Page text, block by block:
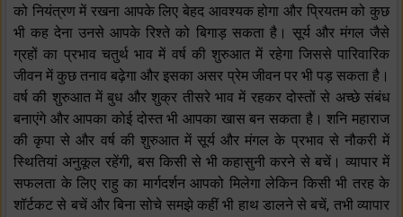
को नियंत्रण में रखना आपके लिए बेहद आवश्यक होगा और प्रियतम को कुछ
भी कह देना उनसे आपके रिश्ते को बिगाड़ सकता है। सूर्य और मंगल जैसे
ग्रहों का प्रभाव चतुर्थ भाव में वर्ष की शुरुआत में रहेगा जिससे पारिवारिक
जीवन में कुछ तनाव बढ़ेगा और इसका असर प्रेम जीवन पर भी पड़ सकता है।
वर्ष की शुरुआत में बुध और शुक्र तीसरे भाव में रहकर दोस्तों से अच्छे संबंध
बनाएंगे और आपका कोई दोस्त भी आपका खास बन सकता है। शनि महाराज
की कृपा से और वर्ष की शुरुआत में सूर्य और मंगल के प्रभाव से नौकरी में
स्थितियां अनुकूल रहेंगी, बस किसी से भी कहासुनी करने से बचें। व्यापार में
सफलता के लिए राहु का मार्गदर्शन आपको मिलेगा लेकिन किसी भी तरह के
शॉर्टकट से बचें और बिना सोचे समझे कहीं भी हाथ डालने से बचें, तभी व्यापार